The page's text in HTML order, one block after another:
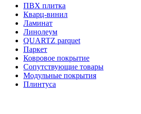
ПВХ плитка
Кварц-винил
Ламинат
Линолеум
QUARTZ parquet
Паркет
Ковровое покрытие
Сопутствующие товары
Модульные покрытия
Плинтуса